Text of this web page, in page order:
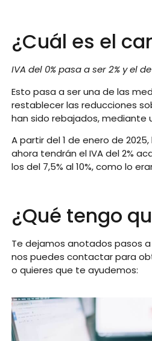
¿Cuál es el
IVA del 0% pasa a ser 2% y el
Esto pasa a ser una de las
restablecer las reducciones
han sido rebajados, mediante
A partir del 1 de enero de
ahora tendrán el IVA del 2%
los del 7,5% al 10%, como lo
¿Qué tengo
Te dejamos anotados pasos
nos puedes contactar para
o quieres que te ayudemos: